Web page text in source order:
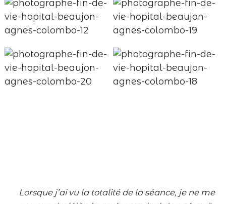
Lorsque j’ai vu la totalité de la séance, je ne me